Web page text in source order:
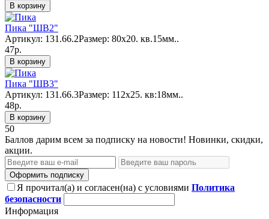
В корзину
Пика "ШВ2"
Артикул: 131.66.2Размер: 80x20. кв.15мм..
47р.
В корзину
Пика "ШВ3"
Артикул: 131.66.3Размер: 112x25. кв:18мм..
48р.
В корзину
50
Баллов дарим всем за подписку на новости! Новинки, скидки,
акции.
Оформить подписку
Я прочитал(а) и согласен(на) с условиями Политика
безопасности
Информация